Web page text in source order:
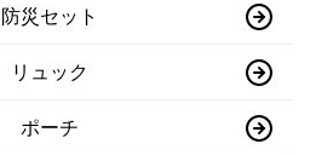
防災セット
リュック
ポーチ